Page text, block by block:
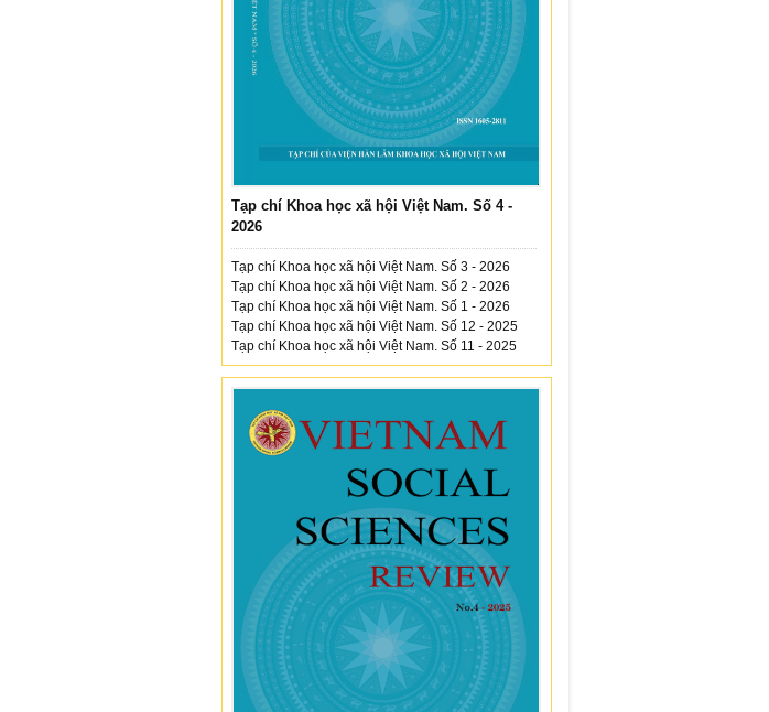
Tạp chí Khoa học xã hội Việt Nam. Số 4 -
2026
Tạp chí Khoa học xã hội Việt Nam. Số 3 - 2026
Tạp chí Khoa học xã hội Việt Nam. Số 2 - 2026
Tạp chí Khoa học xã hội Việt Nam. Số 1 - 2026
Tạp chí Khoa học xã hội Việt Nam. Số 12 - 2025
Tạp chí Khoa học xã hội Việt Nam. Số 11 - 2025